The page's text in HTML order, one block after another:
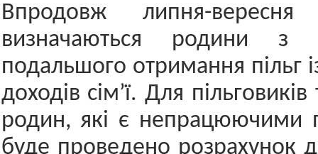
Впродовж липня-
визначаються родини з
подальшого отримання пільг
доходів сім’ї. Для пільговиків
родин, які є непрацюючими
буде проведено розрахунок